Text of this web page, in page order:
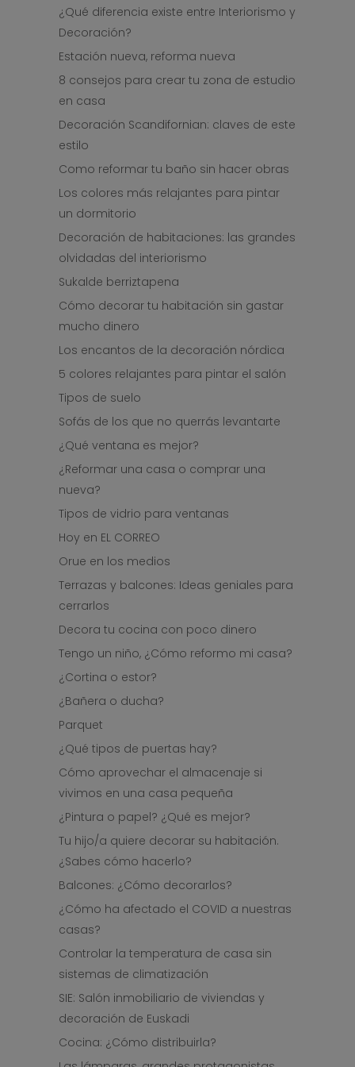
¿Qué diferencia existe entre Interiorismo y
Decoración?
Estación nueva, reforma nueva
8 consejos para crear tu zona de estudio
en casa
Decoración Scandifornian: claves de este
estilo
Como reformar tu baño sin hacer obras
Los colores más relajantes para pintar
un dormitorio
Decoración de habitaciones: las grandes
olvidadas del interiorismo
Sukalde berriztapena
Cómo decorar tu habitación sin gastar
mucho dinero
Los encantos de la decoración nórdica
5 colores relajantes para pintar el salón
Tipos de suelo
Sofás de los que no querrás levantarte
¿Qué ventana es mejor?
¿Reformar una casa o comprar una
nueva?
Tipos de vidrio para ventanas
Hoy en EL CORREO
Orue en los medios
Terrazas y balcones: Ideas geniales para
cerrarlos
Decora tu cocina con poco dinero
Tengo un niño, ¿Cómo reformo mi casa?
¿Cortina o estor?
¿Bañera o ducha?
Parquet
¿Qué tipos de puertas hay?
Cómo aprovechar el almacenaje si
vivimos en una casa pequeña
¿Pintura o papel? ¿Qué es mejor?
Tu hijo/a quiere decorar su habitación.
¿Sabes cómo hacerlo?
Balcones: ¿Cómo decorarlos?
¿Cómo ha afectado el COVID a nuestras
casas?
Controlar la temperatura de casa sin
sistemas de climatización
SIE: Salón inmobiliario de viviendas y
decoración de Euskadi
Cocina: ¿Cómo distribuirla?